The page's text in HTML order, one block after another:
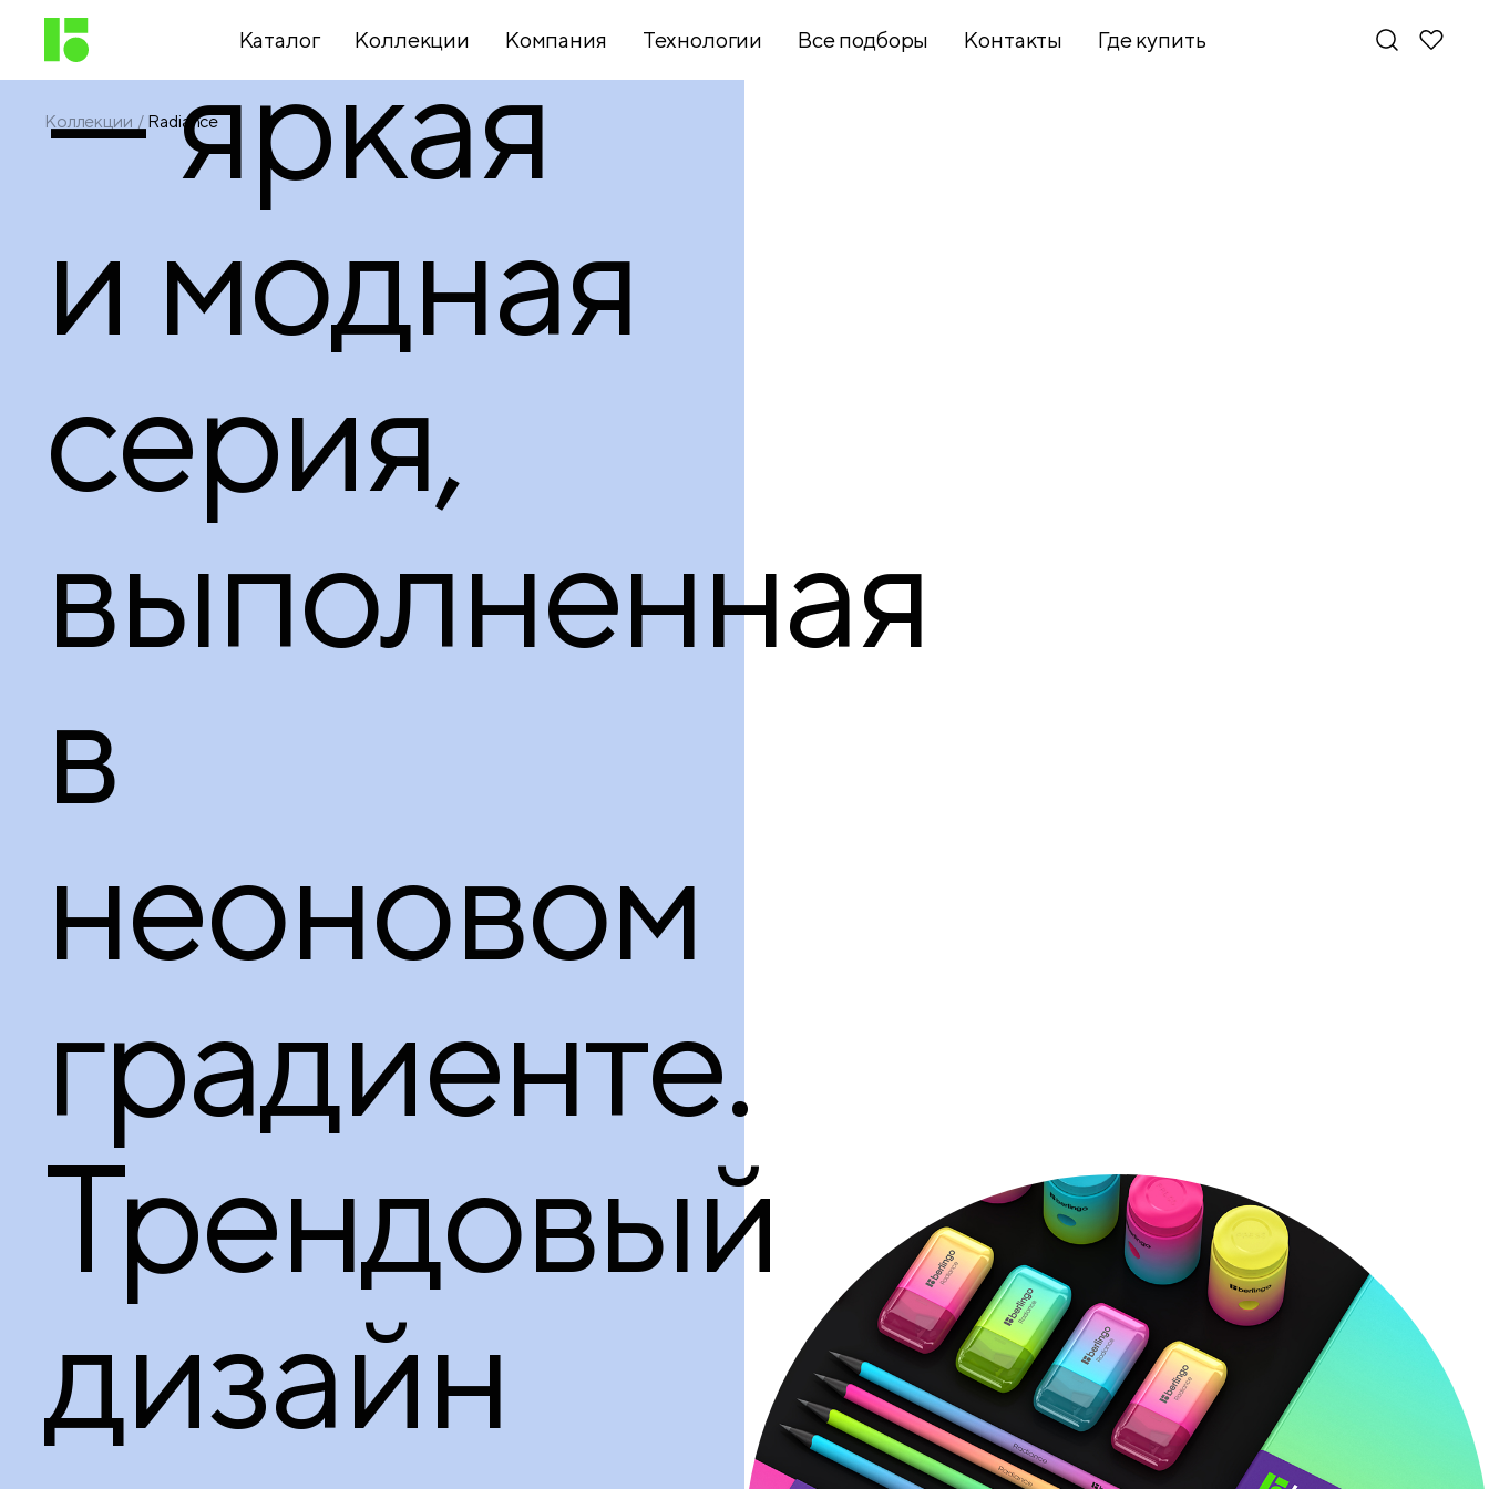
Каталог
Письменные
принадлежности
Канцелярские
принадлежности
Чертежные
принадлежности
Презентационное
Коллекции Компания Технологии Все подборы Контакты Где купить
Коллекции Radiance
— яркая
и модная
серия,
выполненная
в
неоновом
градиенте.
Трендовый
дизайн